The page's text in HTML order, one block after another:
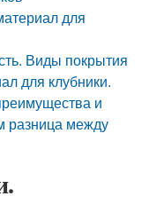
для
Виды покрытия
для клубники.
и
разница между